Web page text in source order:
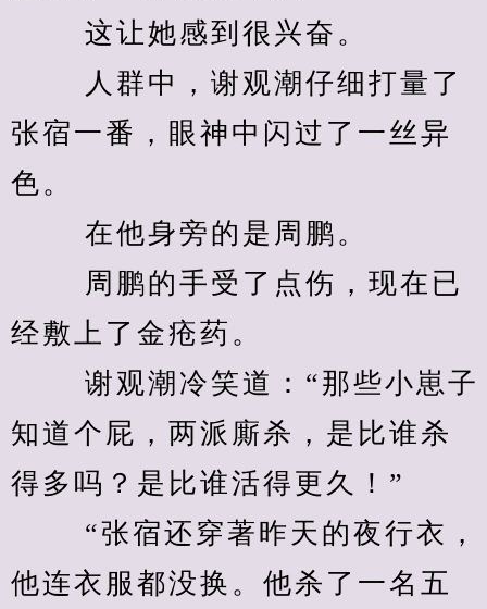
这让她感到很兴奋。
人群中，谢观潮仔细打量了
张宿一番，眼神中闪过了一丝异
色。
在他身旁的是周鹏。
周鹏的手受了点伤，现在已
经敷上了金疮药。
谢观潮冷笑道：“那些小崽子
知道个屁，两派廝杀，是比谁杀
得多吗？是比谁活得更久！”
“张宿还穿著昨天的夜行衣，
他连衣服都没换。他杀了一名五